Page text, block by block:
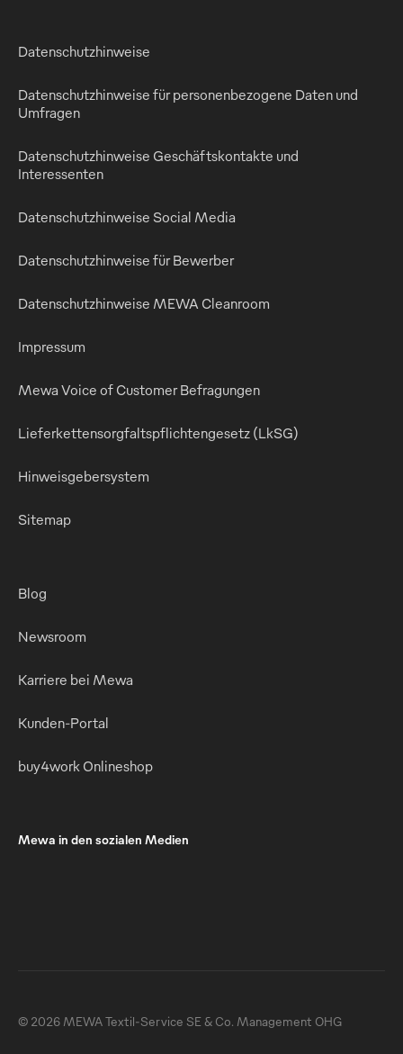
Datenschutzhinweise
Datenschutzhinweise für personenbezogene Daten und
Umfragen
Datenschutzhinweise Geschäftskontakte und
Interessenten
Datenschutzhinweise Social Media
Datenschutzhinweise für Bewerber
Datenschutzhinweise MEWA Cleanroom
Impressum
Mewa Voice of Customer Befragungen
Lieferkettensorgfaltspflichtengesetz (LkSG)
Hinweisgebersystem
Sitemap
Blog
Newsroom
Karriere bei Mewa
Kunden-Portal
buy4work Onlineshop
Mewa in den sozialen Medien
© 2026 MEWA Textil-Service SE & Co. Management OHG